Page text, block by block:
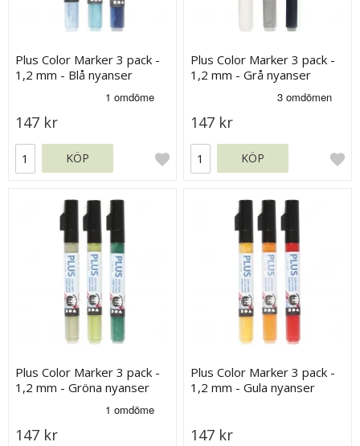
Plus Color Marker 3 pack -
1,2 mm - Blå nyanser
147 kr
KÖP
Plus Color Marker 3 pack -
1,2 mm - Grå nyanser
147 kr
KÖP
Plus Color Marker 3 pack -
1,2 mm - Gröna nyanser
147 kr
Plus Color Marker 3 pack -
1,2 mm - Gula nyanser
147 kr